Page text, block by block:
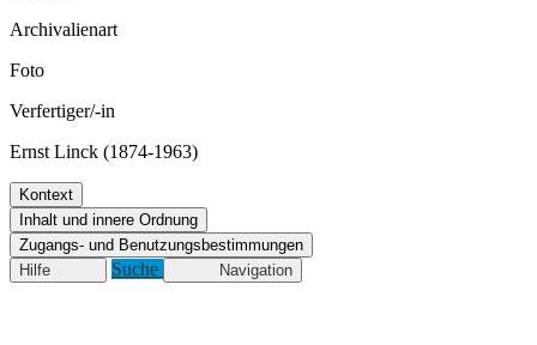
Archivalienart
Foto
Verfertiger/-in
Ernst Linck (1874-1963)
Kontext
Inhalt und innere Ordnung
Zugangs- und Benutzungsbestimmungen
Hilfe
Suche Navigation